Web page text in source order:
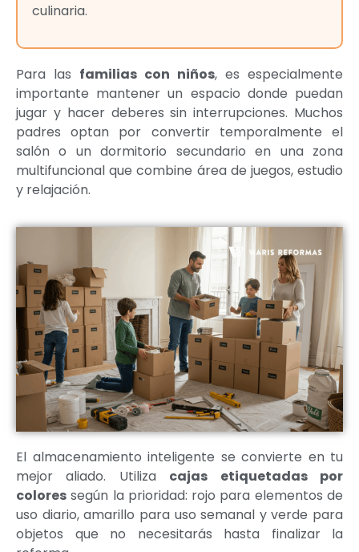
culinaria.
Para las familias con niños, es especialmente
importante mantener un espacio donde puedan
jugar y hacer deberes sin interrupciones. Muchos
padres optan por convertir temporalmente el
salón o un dormitorio secundario en una zona
multifuncional que combine área de juegos, estudio
y relajación.
El almacenamiento inteligente se convierte en tu
mejor aliado. Utiliza cajas etiquetadas por
colores según la prioridad: rojo para elementos de
uso diario, amarillo para uso semanal y verde para
objetos que no necesitarás hasta finalizar la